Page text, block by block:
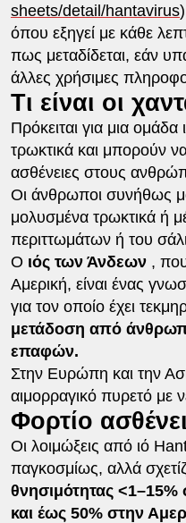
sheets/detail/hantavirus
όπου εξηγεί με κάθε
πως μεταδίδεται, εάν
άλλες χρήσιμες
Τι είναι οι
Πρόκειται για μια
τρωκτικά και μπορούν
ασθένειες στους
Οι άνθρωποι συνήθως
μολυσμένα τρωκτικά ή
περιττωμάτων ή του
Ο ιός των Άνδεων, που
Αμερική, είναι ένας
για τον οποίο έχει
μετάδοση από
επαφών.
Στην Ευρώπη και την
αιμορραγικό πυρετό με
Φορτίο
Οι λοιμώξεις από ιό
παγκοσμίως, αλλά
θνησιμότητας
και έως 50% στην